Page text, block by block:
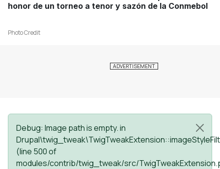
honor de un torneo a tenor y sazón de la Conmebol
Photo Credit
Status message
Debug: Image path is empty. in
(line 500of
modules/contrib/twig_tweak/src/